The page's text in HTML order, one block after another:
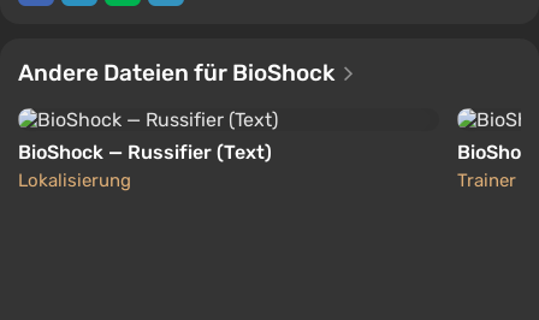
Andere Dateien für BioShock
BioShock — Russifier (Text)
Lokalisierung Trainer